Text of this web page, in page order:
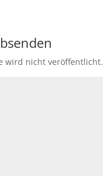
wird nicht veröffentlicht.